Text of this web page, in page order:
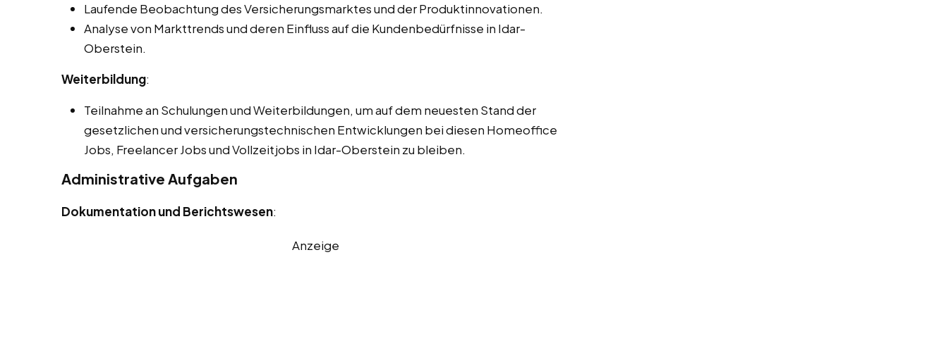
Laufende Beobachtung des Versicherungsmarktes und der Produktinnovationen.
Analyse von Markttrends und deren Einfluss auf die Kundenbedürfnisse in Idar-
Oberstein.
Weiterbildung:
Teilnahme an Schulungen und Weiterbildungen, um auf dem neuesten Stand der
gesetzlichen und versicherungstechnischen Entwicklungen bei diesen Homeoffice
Jobs, Freelancer Jobs und Vollzeitjobs in Idar-Oberstein zu bleiben.
Administrative Aufgaben
Dokumentation und Berichtswesen:
Anzeige